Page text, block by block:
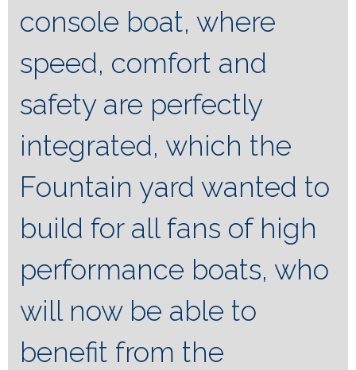
console boat, where
speed, comfort and
safety are perfectly
integrated, which the
Fountain yard wanted to
build for all fans of high
performance boats, who
will now be able to
benefit from the